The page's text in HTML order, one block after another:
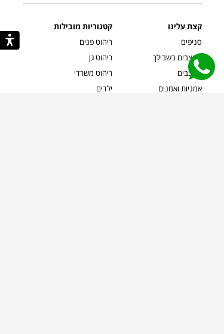
קצת עלינו
סניפים
מעצבים בשבילך
מעצבים
אמניות ואמנים
קטגוריות מובילות
ריהוט פנים
ריהוט גן
ריהוט משרדי
ילדים